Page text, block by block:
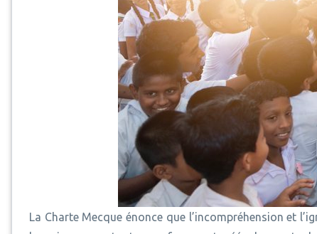
La Charte Mecque énonce que l’incompréhension et